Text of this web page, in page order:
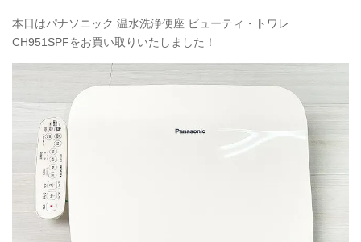
本日はパナソニック 温水洗浄便座 ビューティ・トワレ
CH951SPFをお買い取りいたしました！